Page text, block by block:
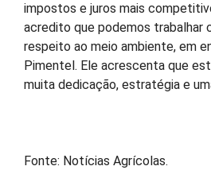
impostos e juros mais
acredito que podemos trabalhar
respeito ao meio ambiente, em
Pimentel. Ele acrescenta que
muita dedicação, estratégia e
Fonte: Notícias Agrícolas.